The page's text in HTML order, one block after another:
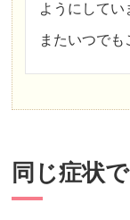
ようにしてい
またいつでも
同じ症状